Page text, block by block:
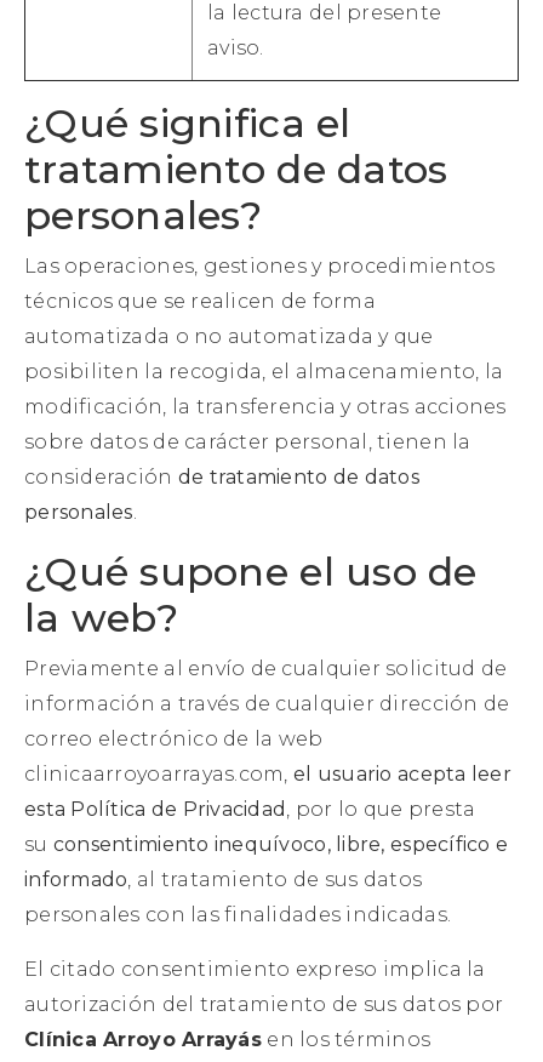
la lectura del presente
aviso.
¿Qué significa el
tratamiento de datos
personales?
Las operaciones, gestiones y procedimientos
técnicos que se realicen de forma
automatizada o no automatizada y que
posibiliten la recogida, el almacenamiento, la
modificación, la transferencia y otras acciones
sobre datos de carácter personal, tienen la
consideración de tratamiento de datos
personales.
¿Qué supone el uso de
la web?
Previamente al envío de cualquier solicitud de
información a través de cualquier dirección de
correo electrónico de la web
clinicaarroyoarrayas.com,el usuario acepta leer
esta Política de Privacidad , por lo que presta
su consentimiento inequívoco, libre, específico e
informado, al tratamiento de sus datos
personales con las finalidades indicadas.
El citado consentimiento expreso implica la
autorización del tratamiento de sus datos por
Clínica Arroyo Arrayás en los términos